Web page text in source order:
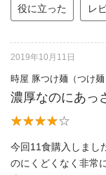
役に立った レ
2019年10月11日
時屋 豚つけ麺（つけ麺
濃厚なのにあっ
今回11食購入しまし
のにくどくなく非常